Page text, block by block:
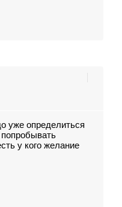
уже определиться
у кого желание